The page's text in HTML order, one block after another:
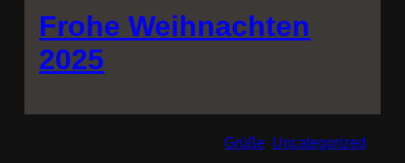
Frohe Weihnachten
2025
Grüße, Uncategorized